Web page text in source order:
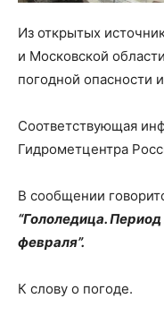
Из открытых
и Московской
погодной опасности
Соответствующая
Гидрометцентра
В сообщении
“Гололедица.
февраля”.
К слову о погоде.